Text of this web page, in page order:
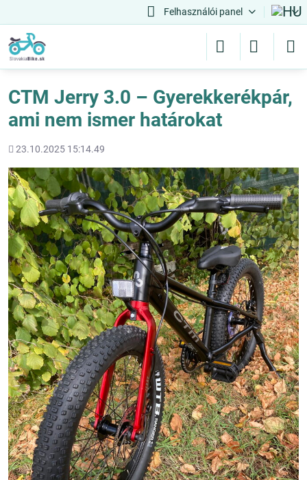
Felhasználói panel
CTM Jerry 3.0 – Gyerekkerékpár,
ami nem ismer határokat
Hozááadott
23.10.2025 15:14.49